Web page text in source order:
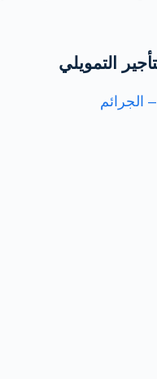
التمويلي